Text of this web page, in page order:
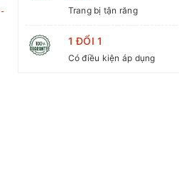
Trang bị tận răng
1 ĐỔI 1
Có điều kiện áp dụng